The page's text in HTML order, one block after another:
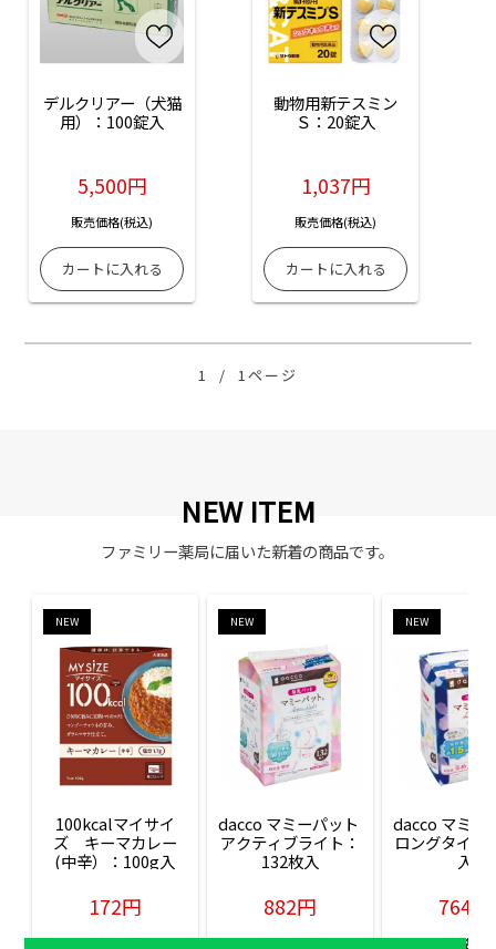
デルクリアー（犬猫
用）：100錠入
5,500円
販売価格(税込)
動物用新テスミン
Ｓ：20錠入
1,037円
販売価格(税込)
1 / 1ページ
NEW ITEM
ファミリー薬局に届いた新着の商品です。
NEW
100kcalマイサイ
ズ　キーマカレー
(中辛）：100g入
172円
販売価格(税込)
NEW
dacco マミーパット
アクティブライト：
132枚入
882円
販売価格(税込)
NEW
dacco マミー
ロングタイム
入
764円
販売価格(税